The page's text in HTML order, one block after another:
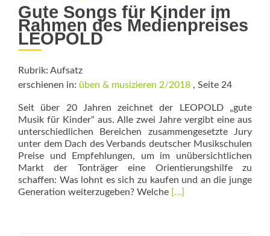
Gute Songs für Kinder im
Rahmen des Medienpreises
LEOPOLD
Rubrik: Aufsatz
erschienen in: üben & musizieren 2/2018 , Seite 24
Seit über 20 Jahren zeichnet der LEOPOLD „gute
Musik für Kinder“ aus. Alle zwei Jahre vergibt eine aus
un­terschiedlichen Bereichen zusammengesetzte Jury
unter dem Dach des Verbands deutscher Musik­schulen
Preise und Empfehlungen, um im unübersichtlichen
Markt der Tonträger eine Orientierungshilfe zu
schaffen: Was lohnt es sich zu kaufen und an die junge
Generation weiterzugeben? Welche Read
[…]